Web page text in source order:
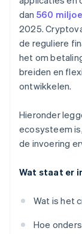
dan 560
2025.
de reguliere
het om
breiden en
ontwikkelen.
Hieronder
ecosysteem
de invoering
Wat staat er
Wat is het
Hoe